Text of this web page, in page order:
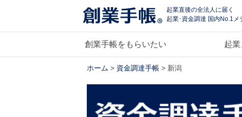
起業直後の全法人に届く
起業･資金調達 国内No.1メ
創業手帳をもらいたい 起
ホーム > 資金調達手帳 > 新潟